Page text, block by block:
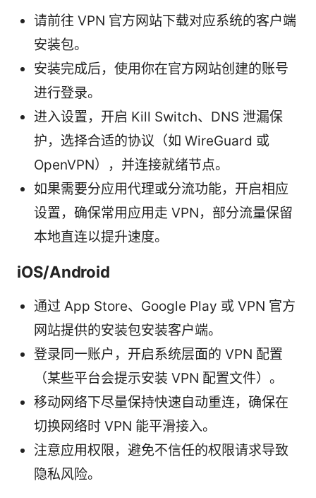
请前往 VPN 官方网站下载对应系统的客户端
安装包。
安装完成后，使用你在官方网站创建的账号
进行登录。
进入设置，开启 Kill Switch、DNS 泄漏保
护，选择合适的协议（如 WireGuard 或
OpenVPN），并连接就绪节点。
如果需要分应用代理或分流功能，开启相应
设置，确保常用应用走 VPN，部分流量保留
本地直连以提升速度。
iOS/Android
通过 App Store、Google Play 或 VPN 官方
网站提供的安装包安装客户端。
登录同一账户，开启系统层面的 VPN 配置
（某些平台会提示安装 VPN 配置文件）。
移动网络下尽量保持快速自动重连，确保在
切换网络时 VPN 能平滑接入。
注意应用权限，避免不信任的权限请求导致
隐私风险。